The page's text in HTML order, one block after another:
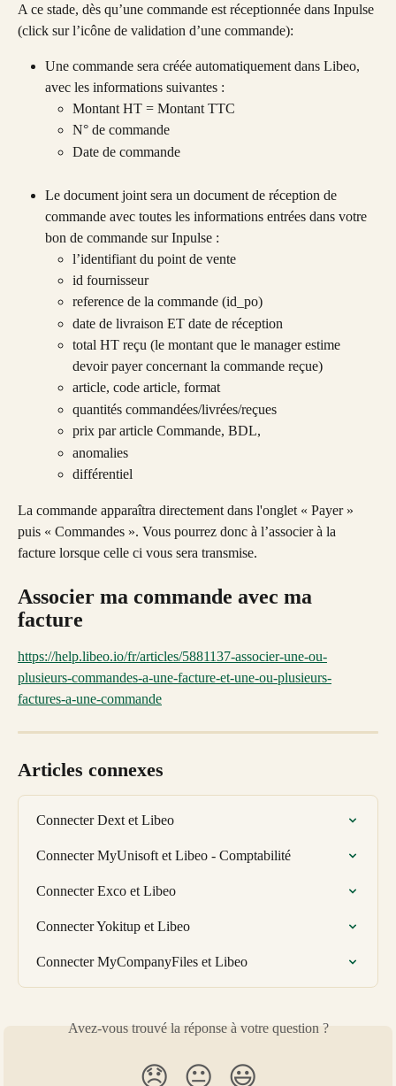
A ce stade, dès qu’une commande est réceptionnée dans Inpulse
(click sur l’icône de validation d’une commande):
Une commande sera créée automatiquement dans Libeo,
avec les informations suivantes :
Montant HT = Montant TTC
N° de commande
Date de commande
Le document joint sera un document de réception de
commande avec toutes les informations entrées dans votre
bon de commande sur Inpulse :
l’identifiant du point de vente
id fournisseur
reference de la commande (id_po)
date de livraison ET date de réception
total HT reçu (le montant que le manager estime
devoir payer concernant la commande reçue)
article, code article, format
quantités commandées/livrées/reçues
prix par article Commande, BDL,
anomalies
différentiel
La commande apparaîtra directement dans l'onglet « Payer »
puis « Commandes ». Vous pourrez donc à l’associer à la
facture lorsque celle ci vous sera transmise.
Associer ma commande avec ma
facture
https://help.libeo.io/fr/articles/5881137-associer-une-ou-
plusieurs-commandes-a-une-facture-et-une-ou-plusieurs-
factures-a-une-commande
Articles connexes
Connecter Dext et Libeo
Connecter MyUnisoft et Libeo - Comptabilité
Connecter Exco et Libeo
Connecter Yokitup et Libeo
Connecter MyCompanyFiles et Libeo
Avez-vous trouvé la réponse à votre question ?
😞 😐 😃